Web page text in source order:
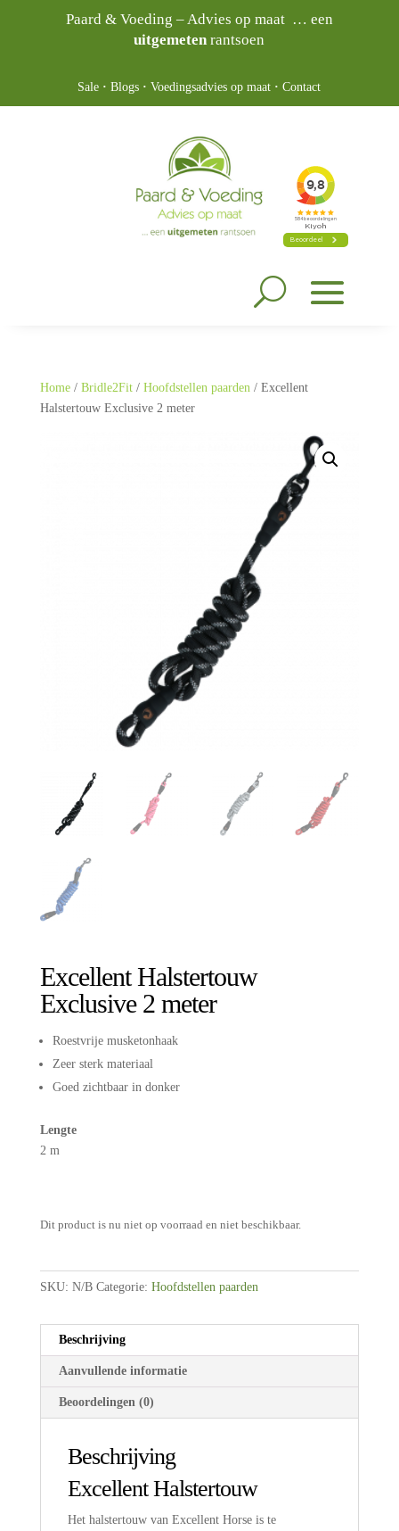
Paard & Voeding – Advies op maat … een
uitgemetenrantsoen
Sale ·Blogs ·Voedingsadvies op maat ·Contact
Home/ Bridle2Fit/ Hoofdstellen paarden/ Excellent
Halstertouw Exclusive 2 meter
Excellent Halstertouw
Exclusive 2 meter
Roestvrije musketonhaak
Zeer sterk materiaal
Goed zichtbaar in donker
Lengte
2 m
Dit product is nu niet op voorraad en niet beschikbaar.
SKU: N/B Categorie: Hoofdstellen paarden
Beschrijving
Aanvullende informatie
Beoordelingen (0)
Beschrijving
Excellent Halstertouw
Het halstertouw van Excellent Horse is te